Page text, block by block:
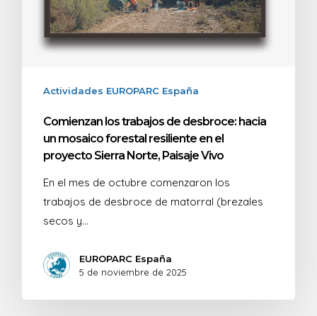
Actividades EUROPARC España
Comienzan los trabajos de desbroce: hacia
un mosaico forestal resiliente en el
proyecto Sierra Norte, Paisaje Vivo
En el mes de octubre comenzaron los
trabajos de desbroce de matorral (brezales
secos y…
EUROPARC España
5 de noviembre de 2025